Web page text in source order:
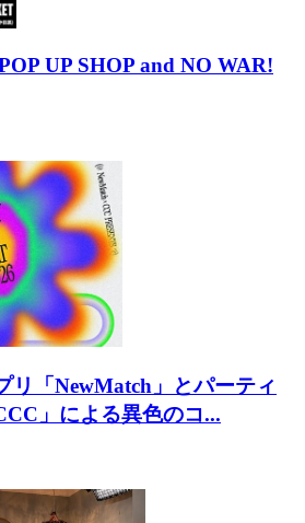
UP SHOP and NO WAR!
リ「NewMatch」とパーティ
」による異色のコ...